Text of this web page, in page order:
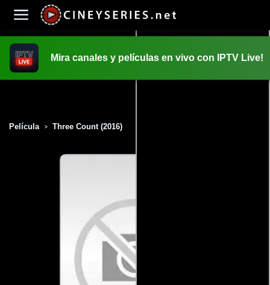
Mira canales y películas en vivo con IPTV Live!
Película > Three Count (2016)